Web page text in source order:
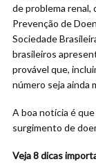
de problema
Prevenção de
Sociedade
brasileiros
provável que,
número seja ainda
A boa notícia é
surgimento de
Veja 8 dicas